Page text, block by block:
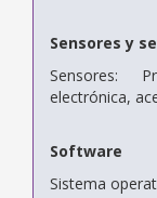
Sensores y
Sensores:
electrónica,
Software
Sistema